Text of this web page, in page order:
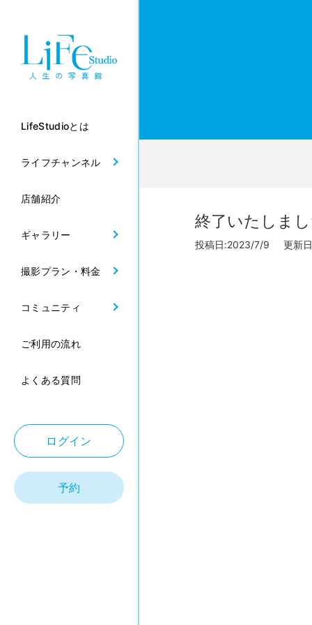
LifeStudioとは
ライフチャンネル
店舗紹介
ギャラリー
撮影プラン・料金
コミュニティ
ご利用の流れ
よくある質問
ログイン
予約
終了いたしま
投稿日:2023/7/9 更新